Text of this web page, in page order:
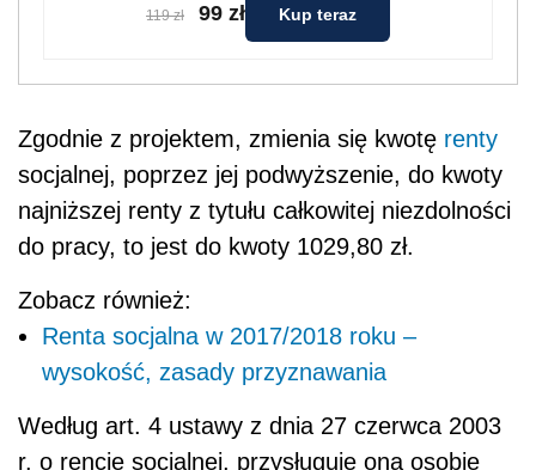
119 zł 99 zł Kup teraz
Zgodnie z projektem, zmienia się kwotę renty
socjalnej, poprzez jej podwyższenie, do kwoty
najniższej renty z tytułu całkowitej niezdolności
do pracy, to jest do kwoty 1029,80 zł.
Zobacz również:
Renta socjalna w 2017/2018 roku –
wysokość, zasady przyznawania
Według art. 4 ustawy z dnia 27 czerwca 2003
r. o rencie socjalnej, przysługuje ona osobie